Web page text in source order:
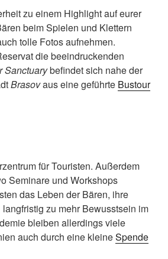
zu einem Highlight auf eurer
beim Spielen und Klettern
tolle Fotos aufnehmen.
die beeindruckenden
Sanctuarybefindet sich nahe der
Brasovaus eine geführte Bustour
für Touristen. Außerdem
Seminare und Workshops
das Leben der Bären, ihre
zu mehr Bewusstsein im
bleiben allerdings viele
auch durch eine kleineSpende